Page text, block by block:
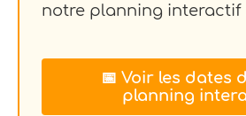
notre planning interactif
📅 Voir les dates
planning